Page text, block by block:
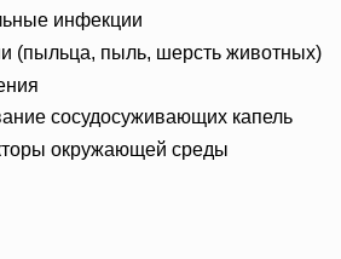
инфекции
(пыльца, пыль, шерсть животных)
сосудосуживающих капель
окружающей среды